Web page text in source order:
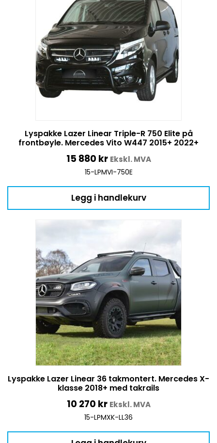
Lyspakke Lazer Linear Triple-R 750 Elite på
frontbøyle. Mercedes Vito W447 2015+ 2022+
15 880 kr Ekskl. MVA
15-LPMVI-750E
Legg i handlekurv
Lyspakke Lazer Linear 36 takmontert. Mercedes X-
klasse 2018+ med takrails
10 270 kr Ekskl. MVA
15-LPMXK-LL36